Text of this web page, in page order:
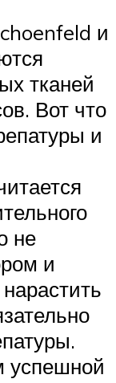
и
тканей
Вот что
и
не
и
успешной